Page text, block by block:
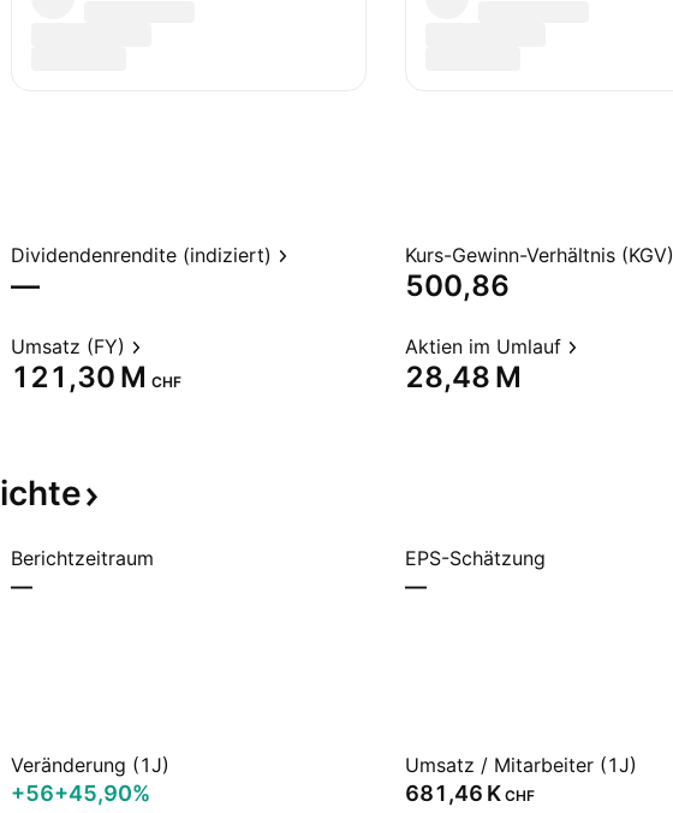
Dividendenrendite (indiziert)
—
Kurs-Gewinn-Verhältnis (KGV)
500,86
Umsatz (FY)
‪121,30 M‬ CHF
Aktien im Umlauf
‪28,48 M‬
Berichtzeitraum
—
EPS-Schätzung
—
Veränderung (1J)
+56+45,90%
Umsatz / Mitarbeiter (1J)
‪681,46 K‬ CHF